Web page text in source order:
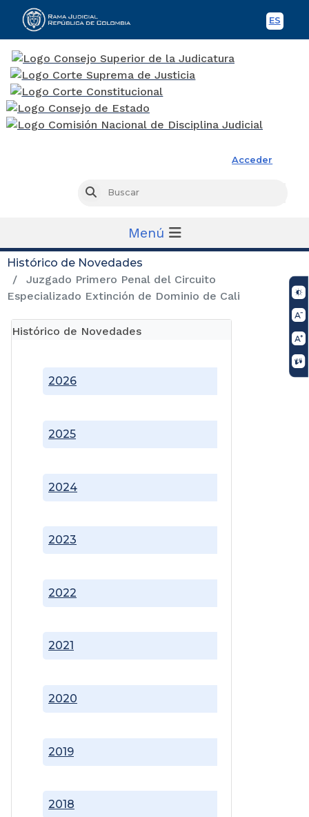
ES
Acceder
Buscar
Menú
Histórico de Novedades
Juzgado Primero Penal del Circuito
Especializado Extinción de Dominio de Cali
Histórico de Novedades
2018
2019
2020
2021
2022
2023
2024
2025
2026